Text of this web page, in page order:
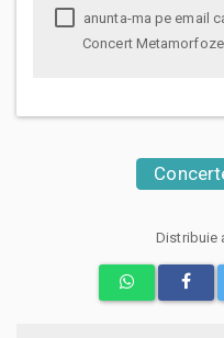
Concert
Distribuie